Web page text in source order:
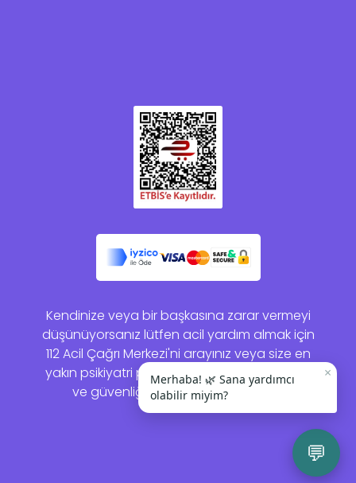
Kendinize veya bir başkasına zarar vermeyi
düşünüyorsanız lütfen acil yardım almak için
112 Acil Çağrı Merkezi'ni arayınız veya size en
yakın psikiyatri polikliniğine gidiniz. Sağlığınız
ve güvenliğiniz bizim için önemlidir.
💬
×
Merhaba! 🌿 Sana yardımcı
olabilir miyim?